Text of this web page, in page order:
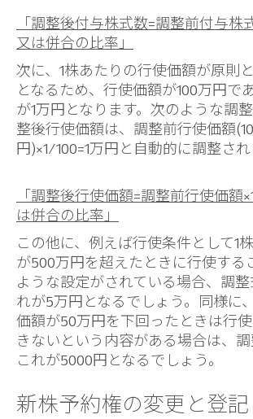
「調整後付与株式数=調整前付与株
又は併合の比率」
次に、1株あたりの行使価額が原則
となるため、行使価額が100万円で
が1万円となります。次のような調
整後行使価額は、調整前行使価額
円)×1/100=1万円と自動的に調整され
「調整後行使価額=調整前行使価額
は併合の比率」
この他に、例えば行使条件として1
が500万円を超えたときに行使する
ような設定がされている場合、調
れが5万円となるでしょう。同様に
価額が50万円を下回ったときは行
きないという内容がある場合は、
これが5000円となるでしょう。
新株予約権の変更と登記